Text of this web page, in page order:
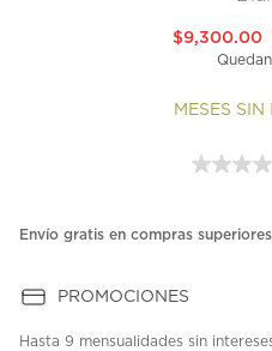
$9,300.00
MESES SIN
Envío gratis en compras
PROMOCIONES
Hasta 9 mensualidades sin